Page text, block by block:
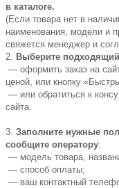
в каталоге.
(Если товара нет в
наименования, модели и
свяжется менеджер и
2.
Выберите подходящий
— оформить заказ на
ценой, или кнопку
— или обратиться к
сайта.
3. Заполните нужные
сообщите оператору:
— модель товара,
— способ оплаты;
— ваш контактный